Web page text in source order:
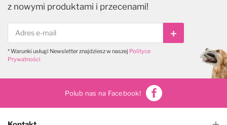
z nowymi produktami i przecenami!
Subskrybuj
* Warunki usługi Newsletter znajdziesz w naszej Polityce
Prywatności
Polub nas na Facebook!